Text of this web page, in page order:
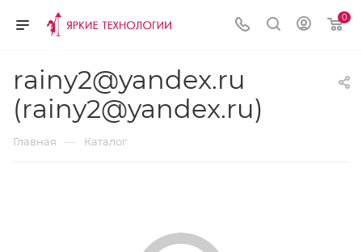
0
rainy2@yandex.ru
(rainy2@yandex.ru)
Главная — Каталог